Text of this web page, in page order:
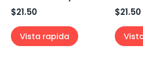
$21.50
Vista rapida
$21.50